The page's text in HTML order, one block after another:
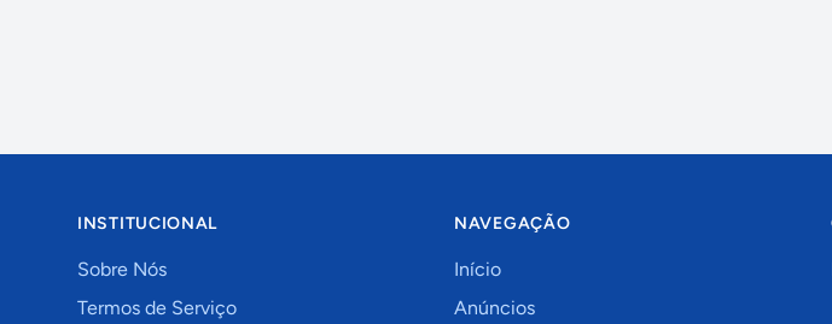
INSTITUCIONAL
Sobre Nós
Termos de Serviço
NAVEGAÇÃO
Início
Anúncios